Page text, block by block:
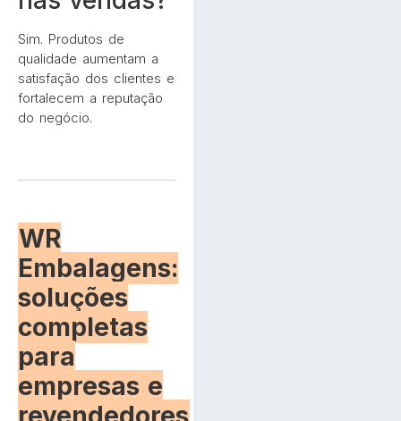
Sim. Produtos de
qualidade aumentam a
satisfação dos clientes e
fortalecem a reputação
do negócio.
WR
Embalagens:
soluções
completas
para
empresas e